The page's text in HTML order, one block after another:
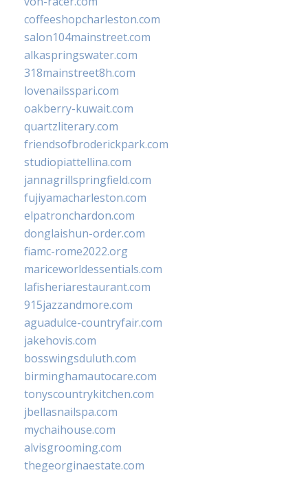
coffeeshopcharleston.com
salon104mainstreet.com
alkaspringswater.com
318mainstreet8h.com
lovenailsspari.com
oakberry-kuwait.com
quartzliterary.com
friendsofbroderickpark.com
studiopiattellina.com
jannagrillspringfield.com
fujiyamacharleston.com
elpatronchardon.com
donglaishun-order.com
fiamc-rome2022.org
mariceworldessentials.com
lafisheriarestaurant.com
915jazzandmore.com
aguadulce-countryfair.com
jakehovis.com
bosswingsduluth.com
birminghamautocare.com
tonyscountrykitchen.com
jbellasnailspa.com
mychaihouse.com
alvisgrooming.com
thegeorginaestate.com